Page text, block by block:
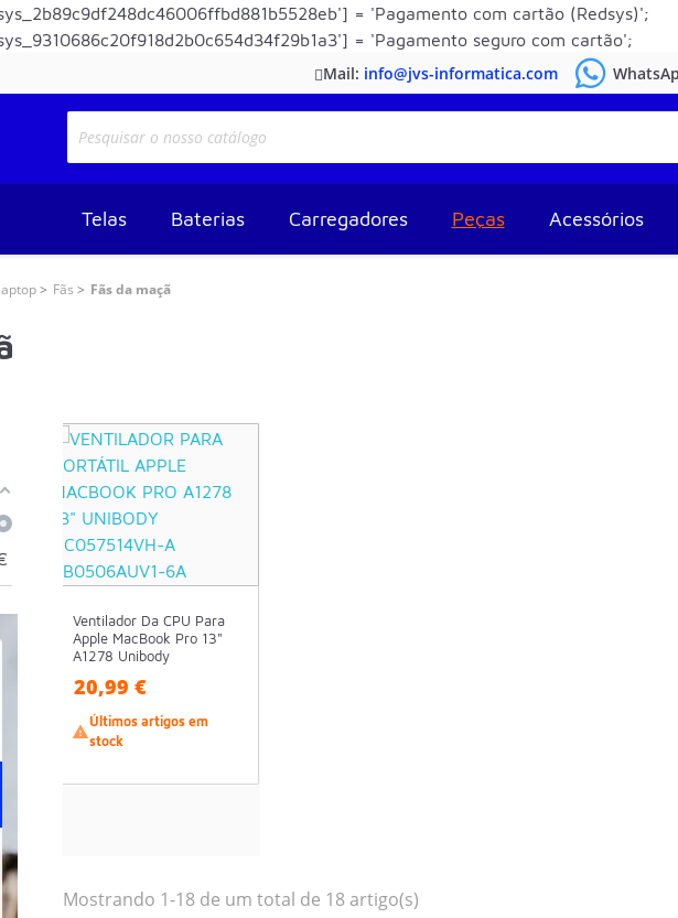
= 'Pagamento com cartão (Redsys)';
= 'Pagamento seguro com cartão';
Mail: info@jvs-informatica.com
Telas Baterias Carregadores Peças Acessórios
Fãs Fãs da maçã
Ventilador Da CPU Para
Apple MacBook Pro 13"
A1278 Unibody
20,99 €

Últimos artigos em
stock
Mostrando 1-18 de um total de 18 artigo(s)